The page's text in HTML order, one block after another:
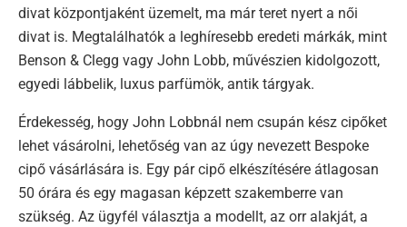
divat központjaként üzemelt, ma már teret nyert a női
divat is. Megtalálhatók a leghíresebb eredeti márkák, mint
Benson & Clegg vagy John Lobb, művészien kidolgozott,
egyedi lábbelik, luxus parfümök, antik tárgyak.
Érdekesség, hogy John Lobbnál nem csupán kész cipőket
lehet vásárolni, lehetőség van az úgy nevezett Bespoke
cipő vásárlására is. Egy pár cipő elkészítésére átlagosan
50 órára és egy magasan képzett szakemberre van
szükség. Az ügyfél választja a modellt, az orr alakját, a